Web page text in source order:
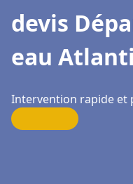
devis
eau
Intervention rapide et